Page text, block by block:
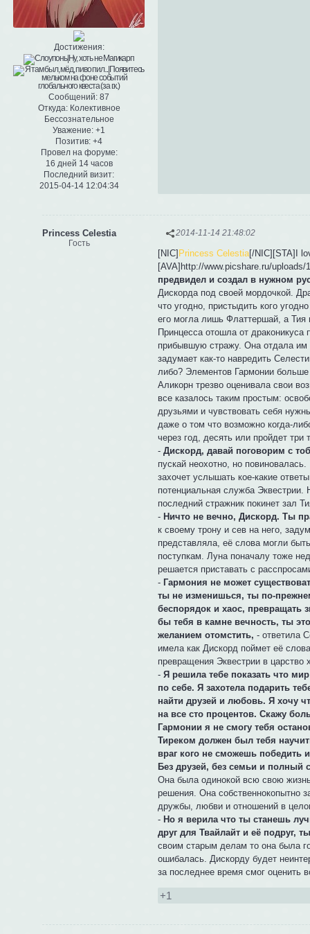
Достижения:
Сообщений: 87
Откуда:Колективное
Бессознательное
Уважение: +1
Позитив: +4
Провел на форуме:
16 дней 14 часов
Последний визит:
2015-04-14 12:04:34
2014-11-14 21:48:02
Princess Celestia
Гость
[NIC] Princess Celestia[/NIC][STA]I
[AVA]http://www.picshare.ru/
предвидел и создал в нужном
Дискорда под своей мордочкой.
что угодно, пристыдить кого
его могла лишь Флаттершай, а Тия
Принцесса отошла от
прибывшую стражу. Она отдала им
задумает как-то навредить
либо? Элементов Гармонии
Аликорн трезво оценивала свои
все казалось таким простым:
друзьями и чувствовать себя
даже о том что возможно когда-
через год, десять или пройдет три
-Дискорд, давай поговорим с
пускай неохотно, но
захочет услышать кое-какие
потенциальная служба
последний стражник покинет зал
- Ничто не вечно, Дискорд. Ты
к своему трону и сев на него,
представляла, её слова могли
поступкам. Луна поначалу тоже
решается приставать с
- Гармония не может
ты не изменишься, ты по-
беспорядок и хаос, превращать
бы тебя в камне вечность, ты
желанием отомстить, - ответила
имела как Дискорд поймет её
превращения Эквестрии в царство
-Я решила тебе показать что
по себе. Я захотела подарить
найти друзей и любовь. Я хочу
на все сто процентов. Скажу
Гармонии я не смогу тебя
Тиреком должен был тебя
враг кого не сможешь победить
Без друзей, без семьи и полный
Она была одинокой всю свою
решения. Она собственнокопытно
дружбы, любви и отношений в
- Но я верила что ты станешь
друг для Твайлайт и её подруг,
своим старым делам то она была
ошибалась. Дискорду будет
за последнее время смог оценить
+1